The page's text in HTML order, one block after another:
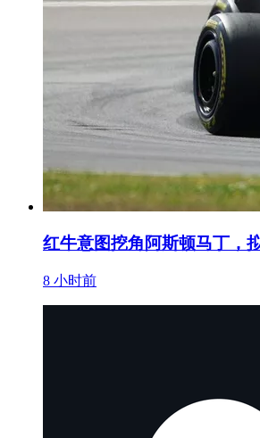
红牛意图挖角阿斯顿马丁，
8 小时前